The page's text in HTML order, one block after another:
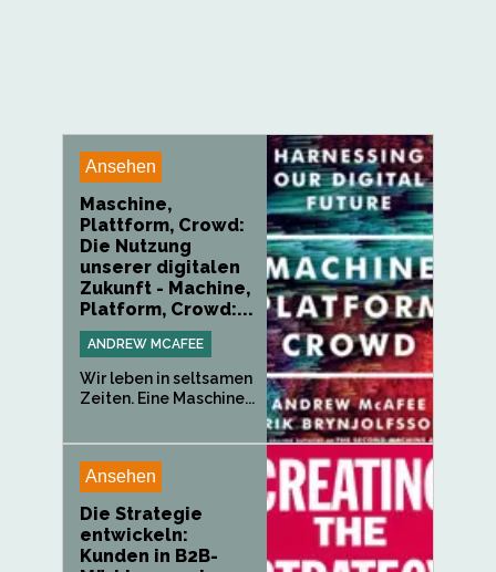
Ansehen
Maschine,
Plattform, Crowd:
Die Nutzung
unserer digitalen
Zukunft - Machine,
Platform, Crowd:...
ANDREW MCAFEE
Wir leben in seltsamen
Zeiten. Eine Maschine...
Ansehen
Die Strategie
entwickeln:
Kunden in B2B-